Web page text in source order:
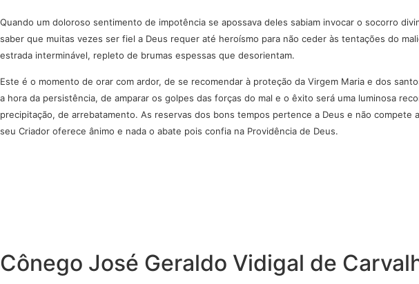
Quando um doloroso sentimento de impotência se apossava deles sabiam invocar o socorro
saber que muitas vezes ser fiel a Deus requer até heroísmo para não ceder às tentações do
estrada interminável, repleto de brumas espessas que desorientam.
Este é o momento de orar com ardor, de se recomendar à proteção da Virgem Maria e dos
a hora da persistência, de amparar os golpes das forças do mal e o êxito será uma luminosa
precipitação, de arrebatamento. As reservas dos bons tempos pertence a Deus e não
seu Criador oferece ânimo e nada o abate pois confia na Providência de Deus.
Cônego José Geraldo Vidigal de